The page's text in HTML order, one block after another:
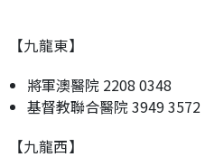
【九龍東】
將軍澳醫院 2208 0348
基督教聯合醫院 3949 3572
【九龍西】